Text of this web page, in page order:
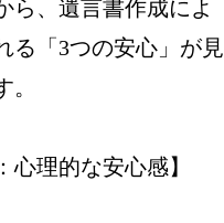
ら、遺言書作成によ
る「3つの安心」が見
。
心理的な安心感】